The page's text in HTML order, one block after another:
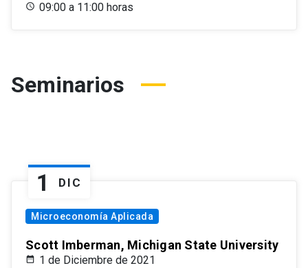
09:00 a 11:00 horas
Seminarios
1 DIC
Microeconomía Aplicada
Scott Imberman, Michigan State University
1 de Diciembre de 2021